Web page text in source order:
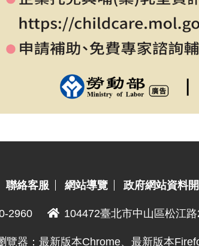
聯絡客服 網站導覽 政府網站資料
2960 104472臺北市中山區松江
器：最新版本Chrome、最新版本